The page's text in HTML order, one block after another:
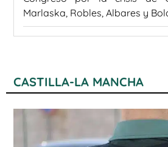
Marlaska, Robles, Albares y
CASTILLA-LA MANCHA